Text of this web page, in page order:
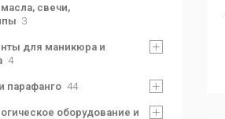
свечи,
3
для маникюра и
4
парафанго 44
оборудование и